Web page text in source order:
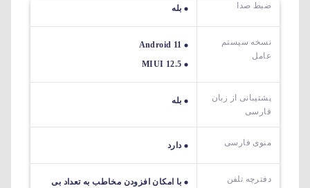
ضبط صدا بله
نسخه سیستم
عامل
Android 11
MIUI 12.5
پشتیبانی از زبان
فارسی
بله
منوی فارسی دارد
دفترچه تلفن
با امکان افزودن مخاطب به تعداد بی